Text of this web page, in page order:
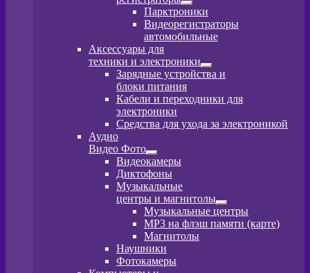
Развернутое
вложенное
меню
Парктроники
Видеорегистраторы
автомобильные
Аксессуары для
техники и электроники
Развернутое
вложенное
Зарядные устройства и
блоки питания
Кабели и переходники для
электроники
Средства для ухода за электроникой
Аудио
Видео Фото
Развернутое
вложенное
меню
Видеокамеры
Диктофоны
Музыкальные
центры и магнитолы
Развернутое
вложенное
меню
Музыкальные центры
MP3 на флэш памяти (карте)
Магнитолы
Наушники
Фотокамеры